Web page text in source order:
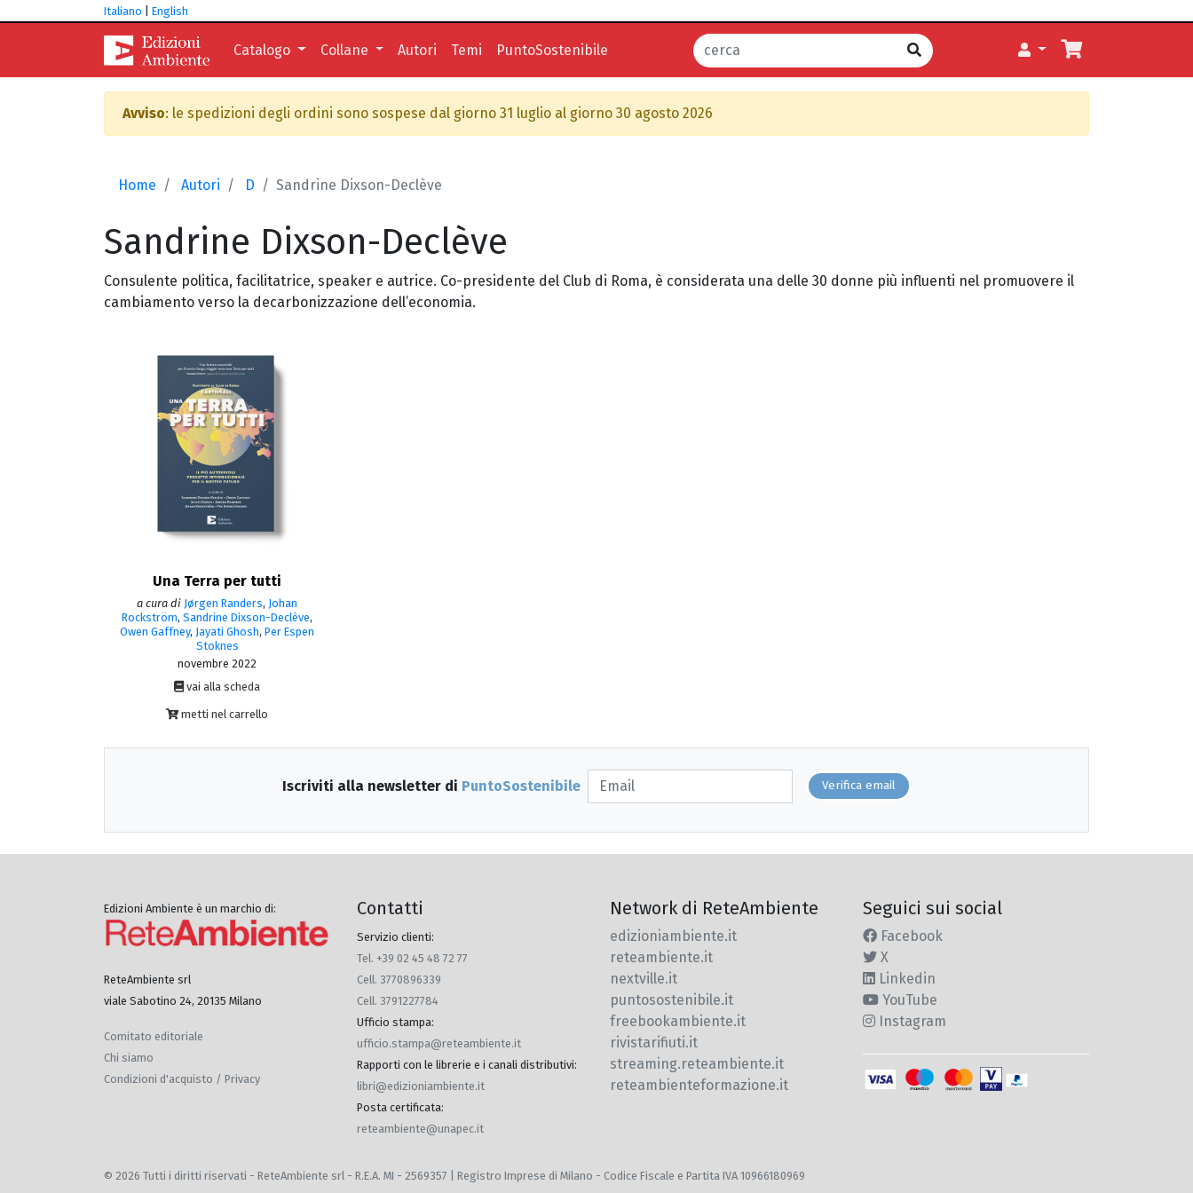
Italiano English
Catalogo Collane Autori Temi PuntoSostenibile
Avviso: le spedizioni degli ordini sono sospese dal giorno 31 luglio al giorno 30 agosto 2026
Home Autori D Sandrine Dixson-Declève
Sandrine Dixson-Declève
Consulente politica, facilitatrice, speaker e autrice. Co-presidente del Club di Roma, è considerata una delle 30 donne più influenti nel promuovere il
cambiamento verso la decarbonizzazione dell’economia.
Una Terra per tutti
a cura di Jørgen Randers, Johan
Rockström, Sandrine Dixson-Declève,
Owen Gaffney, Jayati Ghosh, Per Espen
Stoknes
novembre 2022
vai alla scheda
metti nel carrello
Iscriviti alla newsletter di PuntoSostenibile Verifica email
Edizioni Ambiente è un marchio di:
ReteAmbiente srl
viale Sabotino 24, 20135 Milano
Comitato editoriale
Chi siamo
Condizioni d'acquisto / Privacy
Contatti
Servizio clienti:
Tel. +39 02 45 48 72 77
Cell. 3770896339
Cell. 3791227784
Ufficio stampa:
ufficio.stampa@reteambiente.it
Rapporti con le librerie e i canali distributivi:
libri@edizioniambiente.it
Posta certificata:
reteambiente@unapec.it
Network di ReteAmbiente
edizioniambiente.it
reteambiente.it
nextville.it
puntosostenibile.it
freebookambiente.it
rivistarifiuti.it
streaming.reteambiente.it
reteambienteformazione.it
Seguici sui social
Facebook
X
Linkedin
YouTube
Instagram
© 2026 Tutti i diritti riservati - ReteAmbiente srl - R.E.A. MI - 2569357 | Registro Imprese di Milano - Codice Fiscale e Partita IVA 10966180969